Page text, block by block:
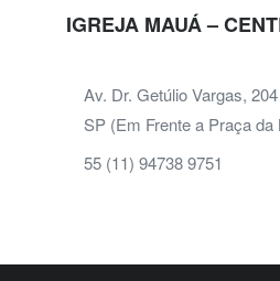
IGREJA MAUÁ –
Av. Dr. Getúlio Vargas,
SP (Em Frente a Praça da
55 (11) 94738 9751